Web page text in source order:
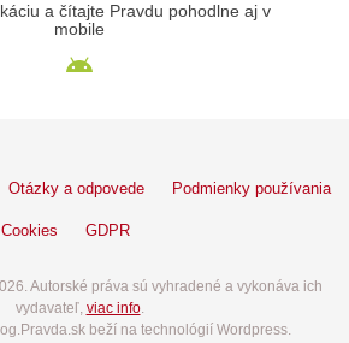
a čítajte Pravdu pohodlne aj v
mobile
Otázky a odpovede Podmienky používania
Cookies GDPR
Autorské práva sú vyhradené a vykonáva ich
vydavateľ, viac info.
beží na technológií Wordpress.